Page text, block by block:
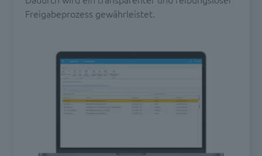
Freigabeprozess gewährleistet.